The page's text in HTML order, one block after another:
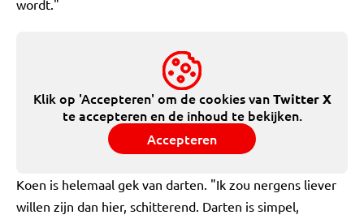
wordt."
Klik op 'Accepteren' om de cookies vanTwitter X
te accepteren en de inhoud te bekijken.
Accepteren
Koen is helemaal gek van darten. "Ik zou nergens liever
willen zijn dan hier, schitterend. Darten is simpel,